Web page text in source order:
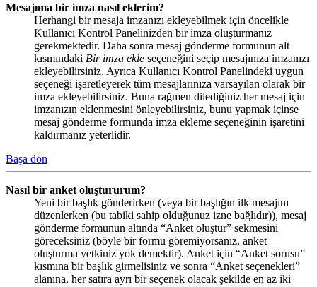
Mesajıma bir imza nasıl eklerim?
Herhangi bir mesaja imzanızı ekleyebilmek için öncelikle
Kullanıcı Kontrol Panelinizden bir imza oluşturmanız
gerekmektedir. Daha sonra mesaj gönderme formunun alt
kısmındaki Bir imza ekle seçeneğini seçip mesajınıza imzanızı
ekleyebilirsiniz. Ayrıca Kullanıcı Kontrol Panelindeki uygun
seçeneği işaretleyerek tüm mesajlarınıza varsayılan olarak bir
imza ekleyebilirsiniz. Buna rağmen dilediğiniz her mesaj için
imzanızın eklenmesini önleyebilirsiniz, bunu yapmak içinse
mesaj gönderme formunda imza ekleme seçeneğinin işaretini
kaldırmanız yeterlidir.
Başa dön
Nasıl bir anket oluştururum?
Yeni bir başlık gönderirken (veya bir başlığın ilk mesajını
düzenlerken (bu tabiki sahip olduğunuz izne bağlıdır)), mesaj
gönderme formunun altında “Anket oluştur” sekmesini
göreceksiniz (böyle bir formu göremiyorsanız, anket
oluşturma yetkiniz yok demektir). Anket için “Anket sorusu”
kısmına bir başlık girmelisiniz ve sonra “Anket seçenekleri”
alanına, her satıra ayrı bir seçenek olacak şekilde en az iki